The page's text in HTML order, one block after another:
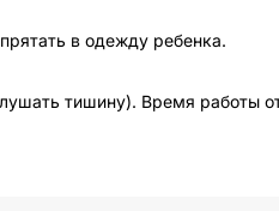
в одежду ребенка.
тишину). Время работы